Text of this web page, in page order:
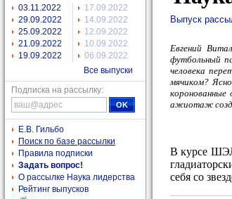
03.11.2022
29.09.2022
25.09.2022
21.09.2022
19.09.2022
17.09.2022
14.09.2022
12.09.2022
10.09.2022
06.09.2022
Все выпуски
Подписка на рассылку:
Е.В. Гильбо
Поиск по базе рассылки
Правила подписки
Задать вопрос!
О рассылке Наука лидерства
Рейтинг выпусков
Выпуск
Евгений
футбольный
человека
мячиком?
коронованные
ажиотаж
В курсе ШЭЛ
себя со